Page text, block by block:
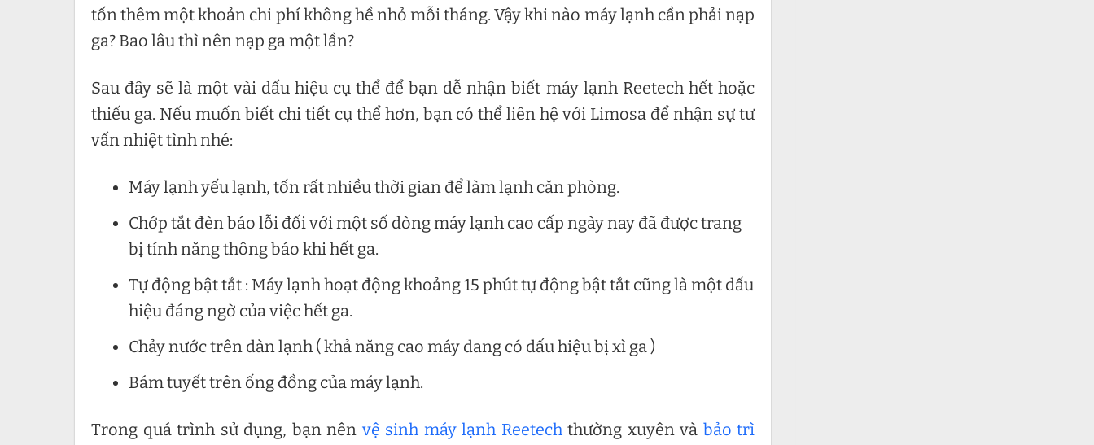
tốn thêm một khoản chi phí không hề nhỏ mỗi tháng. Vậy khi nào máy lạnh cần phải nạp
ga? Bao lâu thì nên nạp ga một lần?
Sau đây sẽ là một vài dấu hiệu cụ thể để bạn dễ nhận biết máy lạnh Reetech hết hoặc
thiếu ga. Nếu muốn biết chi tiết cụ thể hơn, bạn có thể liên hệ với Limosa để nhận sự tư
vấn nhiệt tình nhé:
Máy lạnh yếu lạnh, tốn rất nhiều thời gian để làm lạnh căn phòng.
Chớp tắt đèn báo lỗi đối với một số dòng máy lạnh cao cấp ngày nay đã được trang
bị tính năng thông báo khi hết ga.
Tự động bật tắt : Máy lạnh hoạt động khoảng 15 phút tự động bật tắt cũng là một dấu
hiệu đáng ngờ của việc hết ga.
Chảy nước trên dàn lạnh ( khả năng cao máy đang có dấu hiệu bị xì ga )
Bám tuyết trên ống đồng của máy lạnh.
Trong quá trình sử dụng, bạn nên vệ sinh máy lạnh Reetechthường xuyên và bảo trì